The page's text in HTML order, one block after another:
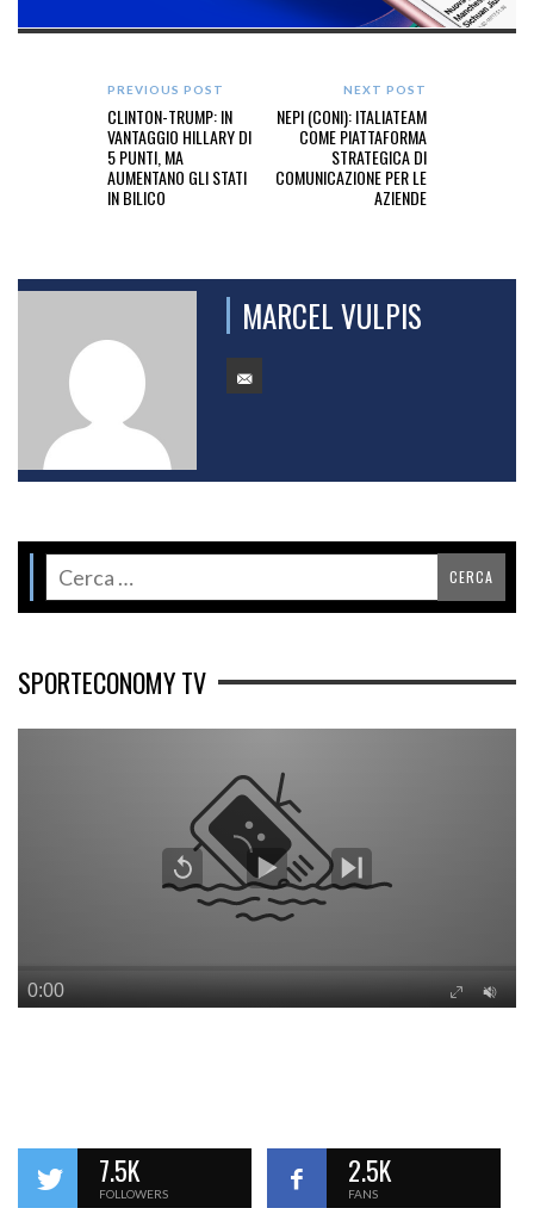
PREVIOUS POST
CLINTON-TRUMP: IN
VANTAGGIO HILLARY DI
5 PUNTI, MA
AUMENTANO GLI STATI
IN BILICO
NEXT POST
NEPI (CONI): ITALIATEAM
COME PIATTAFORMA
STRATEGICA DI
COMUNICAZIONE PER LE
AZIENDE
MARCEL VULPIS
SPORTECONOMY TV
7.5K
FOLLOWERS
2.5K
FANS